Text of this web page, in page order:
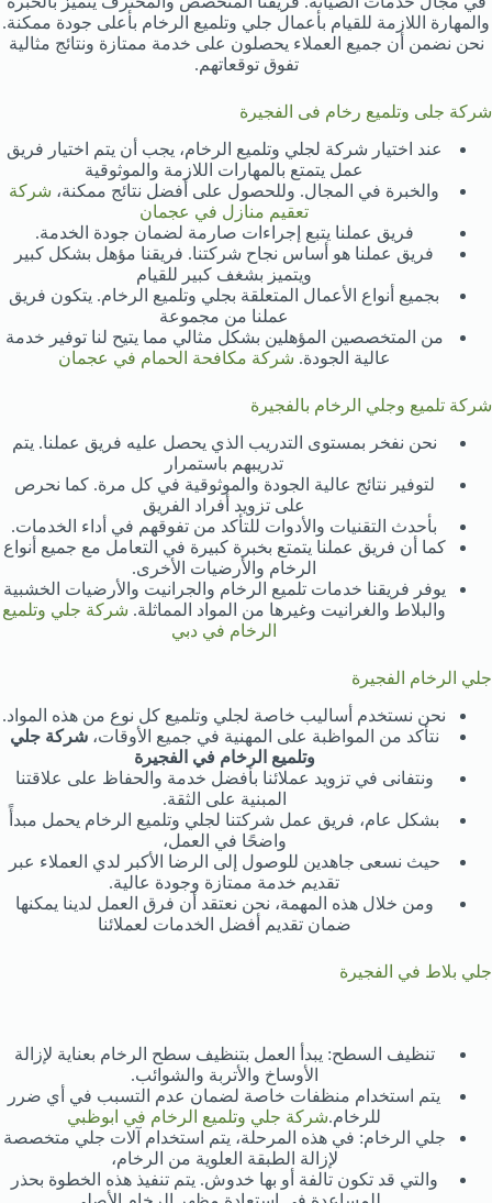
والمهارة اللازمة للقيام بأعمال جلي وتلميع الرخام بأعلى جودة ممكنة.
نحن نضمن أن جميع العملاء يحصلون على خدمة ممتازة ونتائج مثالية
تفوق توقعاتهم.
شركة جلى وتلميع رخام فى الفجيرة
عند اختيار شركة لجلي وتلميع الرخام، يجب أن يتم اختيار فريق
عمل يتمتع بالمهارات اللازمة والموثوقية
والخبرة في المجال. وللحصول على أفضل نتائج ممكنة، شركة
تعقيم منازل في عجمان
فريق عملنا يتبع إجراءات صارمة لضمان جودة الخدمة.
فريق عملنا هو أساس نجاح شركتنا. فريقنا مؤهل بشكل كبير
ويتميز بشغف كبير للقيام
بجميع أنواع الأعمال المتعلقة بجلي وتلميع الرخام. يتكون فريق
عملنا من مجموعة
من المتخصصين المؤهلين بشكل مثالي مما يتيح لنا توفير خدمة
عالية الجودة. شركة مكافحة الحمام في عجمان
شركة تلميع وجلي الرخام بالفجيرة
نحن نفخر بمستوى التدريب الذي يحصل عليه فريق عملنا. يتم
تدريبهم باستمرار
لتوفير نتائج عالية الجودة والموثوقية في كل مرة. كما نحرص
على تزويد أفراد الفريق
بأحدث التقنيات والأدوات للتأكد من تفوقهم في أداء الخدمات.
كما أن فريق عملنا يتمتع بخبرة كبيرة في التعامل مع جميع أنواع
الرخام والأرضيات الأخرى.
يوفر فريقنا خدمات تلميع الرخام والجرانيت والأرضيات الخشبية
والبلاط والغرانيت وغيرها من المواد المماثلة. شركة جلي وتلميع
الرخام في دبي
جلي الرخام الفجيرة
نحن نستخدم أساليب خاصة لجلي وتلميع كل نوع من هذه المواد.
نتأكد من المواظبة على المهنية في جميع الأوقات،شركة جلي
وتلميع الرخام في الفجيرة
ونتفانى في تزويد عملائنا بأفضل خدمة والحفاظ على علاقتنا
المبنية على الثقة.
بشكل عام، فريق عمل شركتنا لجلي وتلميع الرخام يحمل مبدأً
واضحًا في العمل،
حيث نسعى جاهدين للوصول إلى الرضا الأكبر لدي العملاء عبر
تقديم خدمة ممتازة وجودة عالية.
ومن خلال هذه المهمة، نحن نعتقد أن فرق العمل لدينا يمكنها
ضمان تقديم أفضل الخدمات لعملائنا
جلي بلاط في الفجيرة
تنظيف السطح: يبدأ العمل بتنظيف سطح الرخام بعناية لإزالة
الأوساخ والأتربة والشوائب.
يتم استخدام منظفات خاصة لضمان عدم التسبب في أي ضرر
للرخام.شركة جلي وتلميع الرخام في ابوظبي
جلي الرخام: في هذه المرحلة، يتم استخدام آلات جلي متخصصة
لإزالة الطبقة العلوية من الرخام،
والتي قد تكون تالفة أو بها خدوش. يتم تنفيذ هذه الخطوة بحذر